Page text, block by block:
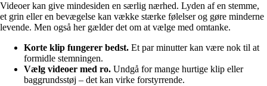
Videoer kan give mindesiden en særlig nærhed. Lyden af en stemme,
et grin eller en bevægelse kan vække stærke følelser og gøre minderne
levende. Men også her gælder det om at vælge med omtanke.
Korte klip fungerer bedst. Et par minutter kan være nok til at
formidle stemningen.
Vælg videoer med ro. Undgå for mange hurtige klip eller
baggrundsstøj – det kan virke forstyrrende.